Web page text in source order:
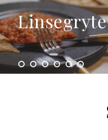
Linsegryte